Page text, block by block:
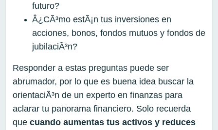
futuro?
Â¿CÃ³mo estÃ¡n tus inversiones en
acciones, bonos, fondos mutuos y fondos de
jubilaciÃ³n?
Responder a estas preguntas puede ser
abrumador, por lo que es buena idea buscar la
orientaciÃ³n de un experto en finanzas para
aclarar tu panorama financiero. Solo recuerda
que cuando aumentas tus activos y reduces